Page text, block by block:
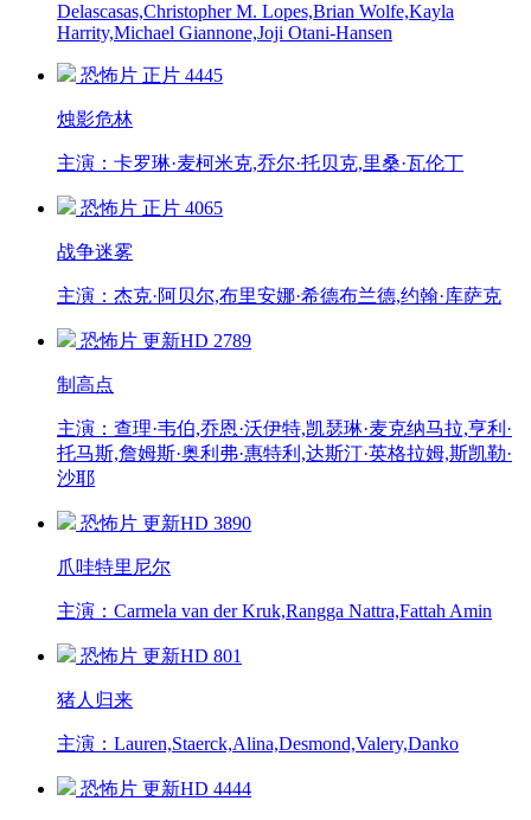
Delascasas,Christopher M. Lopes,Brian Wolfe,Kayla
Harrity,Michael Giannone,Joji Otani-Hansen
恐怖片 正片 4445
烛影危林
主演：卡罗琳·麦柯米克,乔尔·托贝克,里桑·瓦伦丁
恐怖片 正片 4065
战争迷雾
主演：杰克·阿贝尔,布里安娜·希德布兰德,约翰·库萨克
恐怖片 更新HD 2789
制高点
主演：查理·韦伯,乔恩·沃伊特,凯瑟琳·麦克纳马拉,亨利·
托马斯,詹姆斯·奥利弗·惠特利,达斯汀·英格拉姆,斯凯勒·
沙耶
恐怖片 更新HD 3890
爪哇特里尼尔
主演：Carmela van der Kruk,Rangga Nattra,Fattah Amin
恐怖片 更新HD 801
猪人归来
主演：Lauren,Staerck,Alina,Desmond,Valery,Danko
恐怖片 更新HD 4444